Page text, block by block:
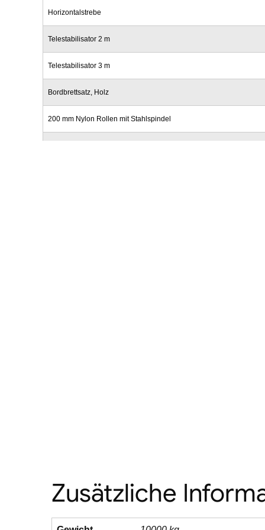
Horizontalstrebe
Telestabilisator 2 m
Telestabilisator 3 m
Bordbrettsatz, Holz
200 mm Nylon Rollen mit Stahlspindel
Zusätzliche